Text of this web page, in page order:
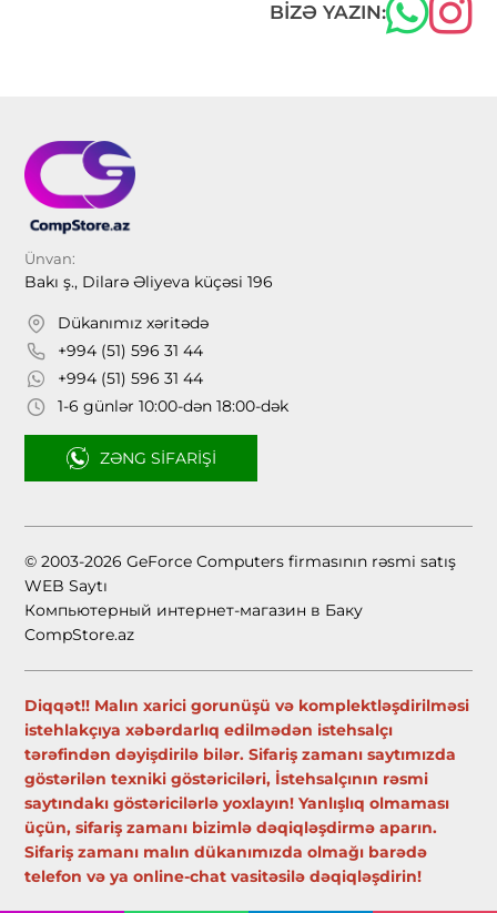
BIZƏ YAZIN:
Ünvan:
Bakı ş., Dilarə Əliyeva küçəsi 196
Dükanımız xəritədə
+994 (51) 596 31 44
+994 (51) 596 31 44
1-6 günlər 10:00-dən 18:00-dək
ZƏNG SIFARIŞI
© 2003-2026 GeForce Computers firmasının rəsmi satış
WEB Saytı
Компьютерный интернет-магазин в Баку
CompStore.az
Diqqət!! Malın xarici gorunüşü və komplektləşdirilməsi
istehlakçıya xəbərdarlıq edilmədən istehsalçı
tərəfindən dəyişdirilə bilər. Sifariş zamanı saytımızda
göstərilən texniki göstəriciləri, İstehsalçının rəsmi
saytındakı göstəricilərlə yoxlayın! Yanlışlıq olmaması
üçün, sifariş zamanı bizimlə dəqiqləşdirmə aparın.
Sifariş zamanı malın dükanımızda olmağı barədə
telefon və ya online-chat vasitəsilə dəqiqləşdirin!